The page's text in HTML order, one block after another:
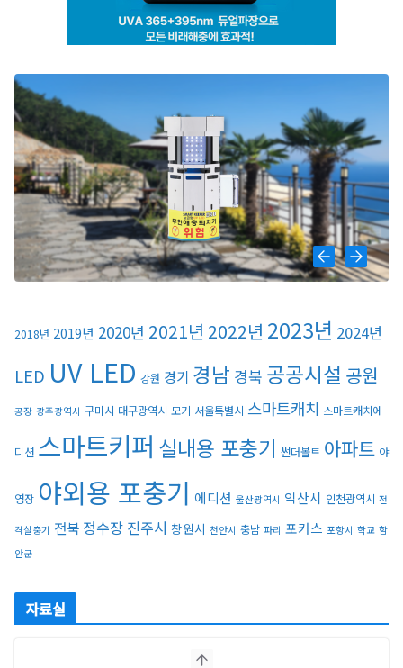
2018년 2019년 2020년 2021년 2022년 2023년 2024년
LED UV LED 강원 경기 경남 경북 공공시설 공원
공장 광주광역시 구미시 대구광역시 모기 서울특별시 스마트캐치 스마트캐치에
디션 스마트키퍼 실내용 포충기 썬더볼트 아파트 야
영장 야외용 포충기 에디션 울산광역시 익산시 인천광역시 전
격살충기 전북 정수장 진주시 창원시 천안시 충남 파리 포커스 포항시 학교 함
안군
자료실